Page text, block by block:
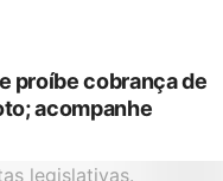
proíbe cobrança de
acompanhe